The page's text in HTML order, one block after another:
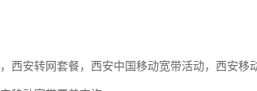
西安转网套餐，西安中国移动宽带活动，西安